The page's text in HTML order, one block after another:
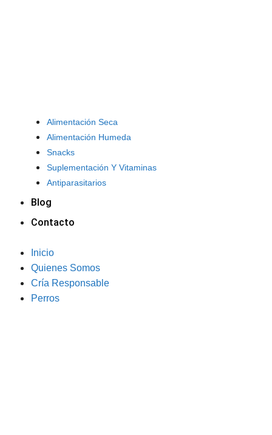
Alimentación Seca
Alimentación Humeda
Snacks
Suplementación Y Vitaminas
Antiparasitarios
Blog
Contacto
Inicio
Quienes Somos
Cría Responsable
Perros